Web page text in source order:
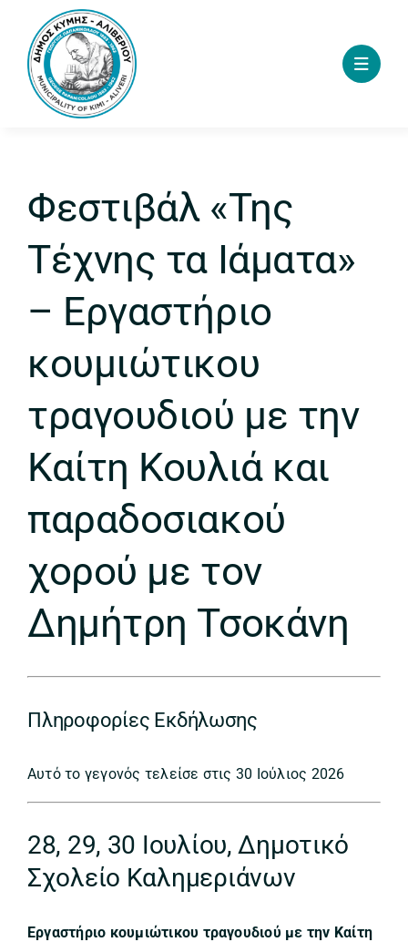
content
Φεστιβάλ «Της
Τέχνης τα Ιάματα»
– Εργαστήριο
κουμιώτικου
τραγουδιού με την
Καίτη Κουλιά και
παραδοσιακού
χορού με τον
Δημήτρη Τσοκάνη
Πληροφορίες Εκδήλωσης
Αυτό το γεγονός τελείσε στις 30 Ιούλιος 2026
28, 29, 30 Ιουλίου, Δημοτικό
Σχολείο Καλημεριάνων
Εργαστήριο κουμιώτικου τραγουδιού με την Καίτη